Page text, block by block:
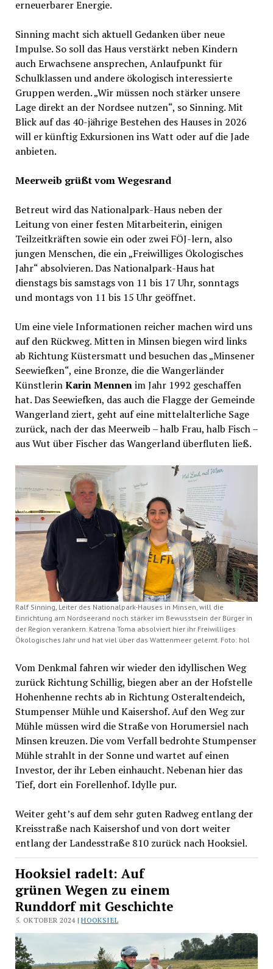
erneuerbarer Energie.
Sinning macht sich aktuell Gedanken über neue
Impulse. So soll das Haus verstärkt neben Kindern
auch Erwachsene ansprechen, Anlaufpunkt für
Schulklassen und andere ökologisch interessierte
Gruppen werden. „Wir müssen noch stärker unsere
Lage direkt an der Nordsee nutzen“, so Sinning. Mit
Blick auf das 40-jährige Bestehen des Hauses in 2026
will er künftig Exkursionen ins Watt oder auf die Jade
anbieten.
Meerweib grüßt vom Wegesrand
Betreut wird das Nationalpark-Haus neben der
Leitung von einer festen Mitarbeiterin, einigen
Teilzeitkräften sowie ein oder zwei FÖJ-lern, also
jungen Menschen, die ein „Freiwilliges Ökologisches
Jahr“ absolvieren. Das Nationalpark-Haus hat
dienstags bis samstags von 11 bis 17 Uhr, sonntags
und montags von 11 bis 15 Uhr geöffnet.
Um eine viele Informationen reicher machen wird uns
auf den Rückweg. Mitten in Minsen biegen wird links
ab Richtung Küstersmatt und besuchen das „Minsener
Seewiefken“, eine Bronze, die die Wangerländer
KünstlerinKarin Mennenim Jahr 1992 geschaffen
hat. Das Seewiefken, das auch die Flagge der Gemeinde
Wangerland ziert, geht auf eine mittelalterliche Sage
zurück, nach der das Meerweib – halb Frau, halb Fisch –
aus Wut über Fischer das Wangerland überfluten ließ.
Ralf Sinning, Leiter des Nationalpark-Hauses in Minsen, will die
Einrichtung am Nordseerand noch stärker im Bewusstsein der Bürger in
der Region verankern. Katrena Toma absolviert hier ihr Freiwilliges
Ökologisches Jahr und hat viel über das Wattenmeer gelernt. Foto: hol
Vom Denkmal fahren wir wieder den idyllischen Weg
zurück Richtung Schillig, biegen aber an der Hofstelle
Hohenhenne rechts ab in Richtung Osteraltendeich,
Stumpenser Mühle und Kaisershof. Auf den Weg zur
Mühle müssen wird die Straße von Horumersiel nach
Minsen kreuzen. Die vom Verfall bedrohte Stumpenser
Mühle strahlt in der Sonne und wartet auf einen
Investor, der ihr Leben einhaucht. Nebenan hier das
Tief, dort ein Forellenhof. Idylle pur.
Weiter geht’s auf dem sehr guten Radweg entlang der
Kreisstraße nach Kaisershof und von dort weiter
entlang der Landesstraße 810 zurück nach Hooksiel.
Hooksiel radelt: Auf
grünen Wegen zu einem
Runddorf mit Geschichte
5. OKTOBER 2024 |HOOKSIEL